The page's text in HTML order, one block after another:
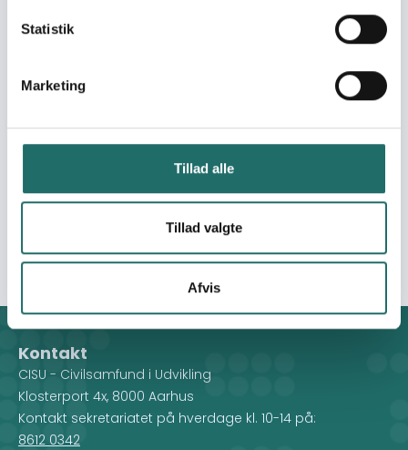
Statistik
Marketing
Tillad alle
Tillad valgte
Afvis
developing teaching methods and materials for input to
new curriculum related to agricultural and cooking
produce supplements to a daily meal for pupils and
staff during the school terms. Events at the school farms
climate change. The government supports the
propagation of CA and this intervention will support the
efforts to reach vulnerable farmers in areas which are
mostly affected by climate change.
Kontakt
CISU - Civilsamfund i Udvikling
Klosterport 4x, 8000 Aarhus
Kontakt sekretariatet på hverdage kl. 10-14 på:
8612 0342